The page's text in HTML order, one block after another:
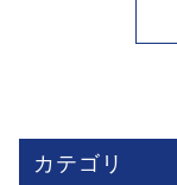
カテゴリ